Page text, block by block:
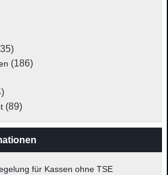
(186)
(89)
für Kassen ohne TSE